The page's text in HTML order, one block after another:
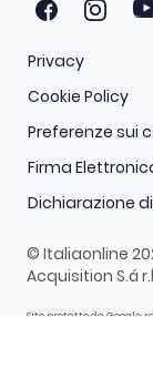
Privacy
Cookie Policy
Preferenze sui
Firma
Dichiarazione
© Italiaonline
Acquisition S.á
Sito protetto da Google